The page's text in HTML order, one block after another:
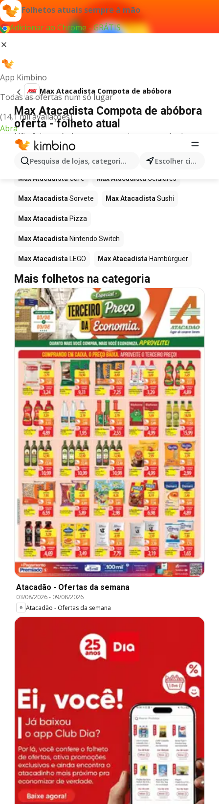
Folhetos atuais sempre à mão
Adicionar ao Chrome - GRÁTIS
App Kimbino
Todas as ofertas num só lugar
(14,1 mil avaliações)
Abra
Pesquisa de lojas, categorias,produtos... Escolher cidade
Max Atacadista Compota de abóbora
Max Atacadista Compota de abóbora
oferta - folheto atual
Não foi possível encontrar quaisquer resultados
para este termo.
Mais produtos em Max Atacadista
Max Atacadista Café Max Atacadista Celulares
Max Atacadista Sorvete Max Atacadista Sushi
Max Atacadista Pizza
Max Atacadista Nintendo Switch
Max Atacadista LEGO Max Atacadista Hambúrguer
Mais folhetos na categoria
Atacadão - Ofertas da semana
03/08/2026- 09/08/2026
Atacadão - Ofertas da semana